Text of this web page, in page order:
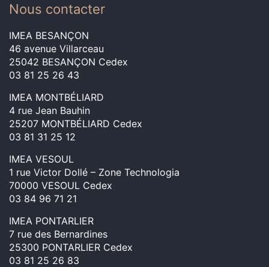
Nous contacter
IMEA BESANÇON
46 avenue Villarceau
25042 BESANÇON Cedex
03 81 25 26 43
IMEA MONTBÉLIARD
4 rue Jean Bauhin
25207 MONTBÉLIARD Cedex
03 81 31 25 12
IMEA VESOUL
1 rue Victor Dollé – Zone Technologia
70000 VESOUL Cedex
03 84 96 71 21
IMEA PONTARLIER
7 rue des Bernardines
25300 PONTARLIER Cedex
03 81 25 26 83